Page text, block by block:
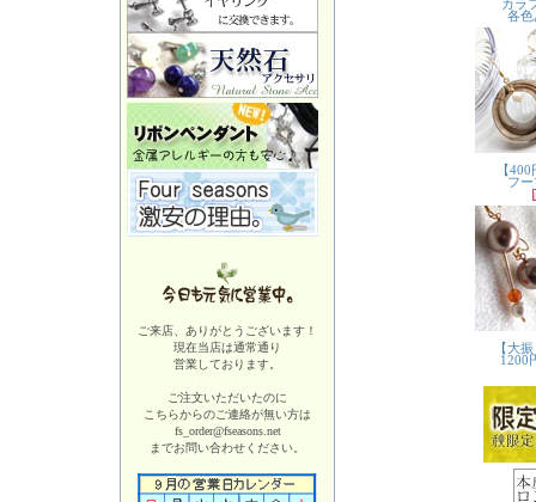
ご来店、ありがとうございます！
現在当店は通常通り
営業しております。
ご注文いただいたのに
こちらからのご連絡が無い方は
fs_order@fseasons.net
までお問い合わせください。